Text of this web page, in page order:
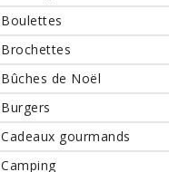
Boulettes
Brochettes
Bûches de Noël
Burgers
Cadeaux gourmands
Camping